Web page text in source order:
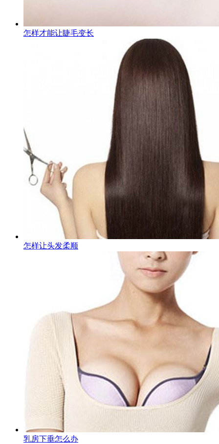
怎样才能让睫毛变长
怎样让头发柔顺
乳房下垂怎么办